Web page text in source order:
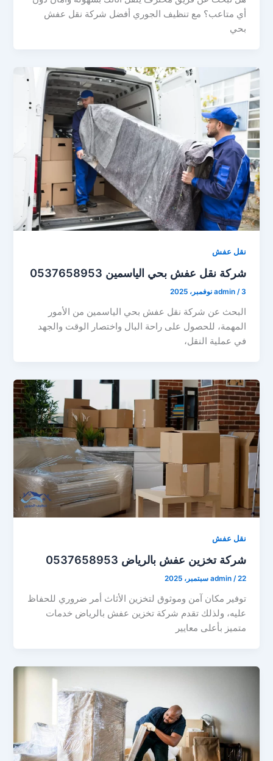
أي متاعب؟ مع تنظيف الجوري أفضل شركة نقل عفش
بحي
نقل عفش
شركة نقل عفش بحي الياسمين 0537658953
admin /3 نوفمبر، 2025
البحث عن شركة نقل عفش بحي الياسمين من الأمور
المهمة، للحصول على راحة البال واختصار الوقت والجهد
في عملية النقل،
نقل عفش
شركة تخزين عفش بالرياض 0537658953
admin /22 سبتمبر، 2025
توفير مكان آمن وموثوق لتخزين الأثاث أمر ضروري للحفاظ
عليه، ولذلك تقدم شركة تخزين عفش بالرياض خدمات
متميز بأعلى معايير